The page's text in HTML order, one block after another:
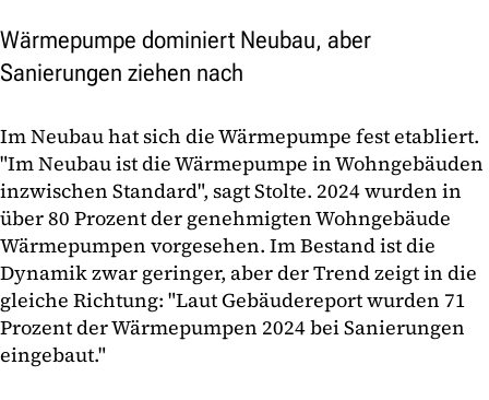
Wärmepumpe dominiert Neubau, aber
Sanierungen ziehen nach
Im Neubau hat sich die Wärmepumpe fest etabliert.
"Im Neubau ist die Wärmepumpe in Wohngebäuden
inzwischen Standard", sagt Stolte. 2024 wurden in
über 80 Prozent der genehmigten Wohngebäude
Wärmepumpen vorgesehen. Im Bestand ist die
Dynamik zwar geringer, aber der Trend zeigt in die
gleiche Richtung: "Laut Gebäudereport wurden 71
Prozent der Wärmepumpen 2024 bei Sanierungen
eingebaut."